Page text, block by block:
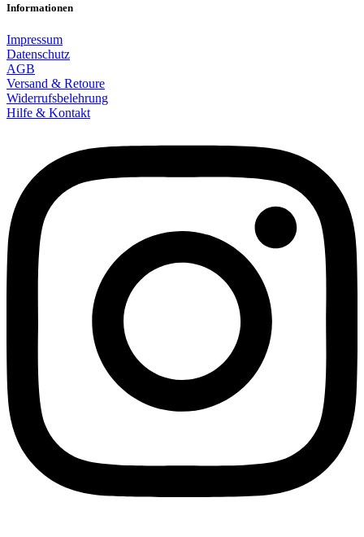
Informationen
Impressum
Datenschutz
AGB
Versand & Retoure
Widerrufsbelehrung
Hilfe & Kontakt